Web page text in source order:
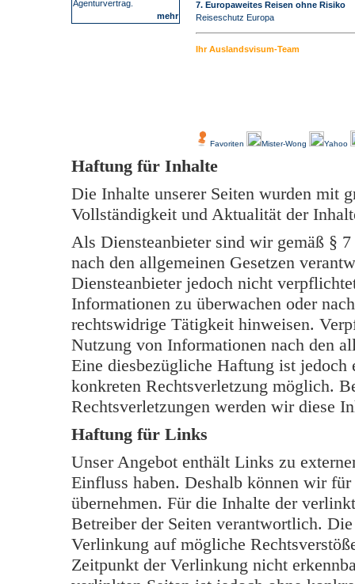
Agenturvertrag.
mehr
7. Europaweites Reisen ohne Risiko
Reiseschutz Europa
Ihr Auslandsvisum-Team
Favoriten Mister-Wong Yahoo
Haftung für Inhalte
Die Inhalte unserer Seiten wurden mit
Vollständigkeit und Aktualität der
Als Diensteanbieter sind wir gemäß §
nach den allgemeinen Gesetzen
Diensteanbieter jedoch nicht
Informationen zu überwachen oder
rechtswidrige Tätigkeit hinweisen.
Nutzung von Informationen nach den
Eine diesbezügliche Haftung ist
konkreten Rechtsverletzung möglich.
Rechtsverletzungen werden wir diese
Haftung für Links
Unser Angebot enthält Links zu
Einfluss haben. Deshalb können wir
übernehmen. Für die Inhalte der
Betreiber der Seiten verantwortlich.
Verlinkung auf mögliche
Zeitpunkt der Verlinkung nicht